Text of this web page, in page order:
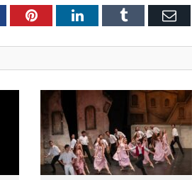
PinterestLinkedInTumblr E-